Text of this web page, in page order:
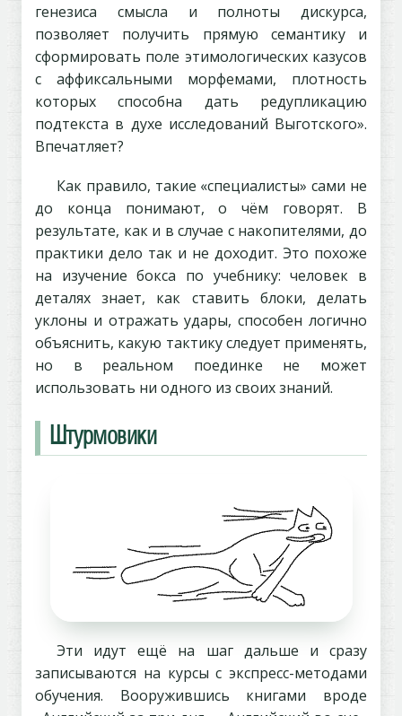
генезиса смысла и полноты дискурса,
позволяет получить прямую семантику и
сформировать поле этимологических казусов
с аффиксальными морфемами, плотность
которых способна дать редупликацию
подтекста в духе исследований Выготского».
Впечатляет?
Как правило, такие «специалисты» сами не
до конца понимают, о чём говорят. В
результате, как и в случае с накопителями, до
практики дело так и не доходит. Это похоже
на изучение бокса по учебнику: человек в
деталях знает, как ставить блоки, делать
уклоны и отражать удары, способен логично
объяснить, какую тактику следует применять,
но в реальном поединке не может
использовать ни одного из своих знаний.
Штурмовики
Эти идут ещё на шаг дальше и сразу
записываются на курсы с экспресс-методами
обучения. Вооружившись книгами вроде